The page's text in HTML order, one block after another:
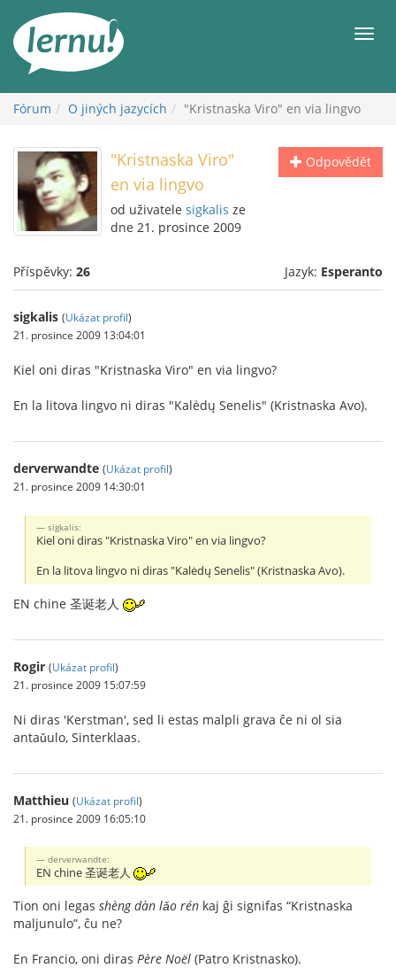
obsahu
Fórum O jiných jazycích "Kristnaska Viro" en via lingvo
Odpovědět
"Kristnaska Viro"
en via lingvo
od uživatele sigkalis ze
dne 21. prosince 2009
Příspěvky: 26 Jazyk: Esperanto
sigkalis (Ukázat profil)
21. prosince 2009 13:04:01
Kiel oni diras "Kristnaska Viro" en via lingvo?
En la litova lingvo ni diras "Kalėdų Senelis" (Kristnaska Avo).
derverwandte (Ukázat profil)
21. prosince 2009 14:30:01
sigkalis:
Kiel oni diras "Kristnaska Viro" en via lingvo?
En la litova lingvo ni diras "Kalėdų Senelis" (Kristnaska Avo).
EN chine 圣诞老人
Rogir (Ukázat profil)
21. prosince 2009 15:07:59
Ni diras 'Kerstman', sed li estas malpli grava ĉe ni ol sia
antaǔulo, Sinterklaas.
Matthieu (Ukázat profil)
21. prosince 2009 16:05:10
derverwandte:
EN chine 圣诞老人
Tion oni legas shèng dàn lǎo rén kaj ĝi signifas “Kristnaska
maljunulo”, ĉu ne?
En Francio, oni diras Père Noël (Patro Kristnasko).